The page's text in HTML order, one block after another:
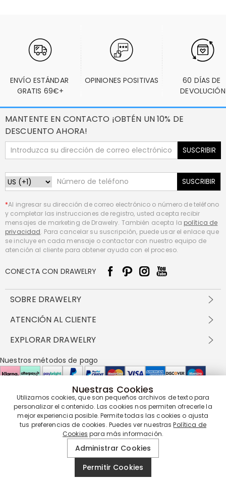
ENVÍO ESTÁNDAR
GRATIS 69€+
OPINIONES POSITIVAS
60 DÍAS DE
DEVOLUCIÓN
MANTENTE EN CONTACTO ¡OBTÉN UN 10% DE
DESCUENTO AHORA!
SUSCRIBIR
SUSCRIBIR
*Al ingresar su dirección de correo electrónico o número de teléfono
y completar las instrucciones de registro, usted acepta recibir
mensajes de marketing de Drawelry. También acepta la política de
privacidad. Para cancelar su suscripción, puede usar el enlace que
se incluye en cada mensaje o contactar con nuestro equipo de
atención al cliente para obtener ayuda con el proceso.
CONECTA CON DRAWELRY
SOBRE DRAWELRY
Sobre nosotros
política de privacidad
Preguntas frecuentes
ATENCIÓN AL CLIENTE
Envío y entrega
Devolución en 60 días
Cómo cuidar
EXPLORAR DRAWELRY
Drawelry Prime
Programa de Recompensas
Nuestros métodos de pago
Nuestros socios de entrega
Nuestra garantía de servicio
DrawelryReservados todos los derechos.
Nuestras Cookies
Utilizamos cookies, que son pequeños archivos de texto para
personalizar el contenido. Las cookies nos permiten ofrecerle la
mejor experiencia posible. Permite todas las cookies o ajusta
tus preferencias de cookies. Puedes ver nuestrasPolítica de
Cookies para más información.
Administrar Cookies
Permitir Cookies